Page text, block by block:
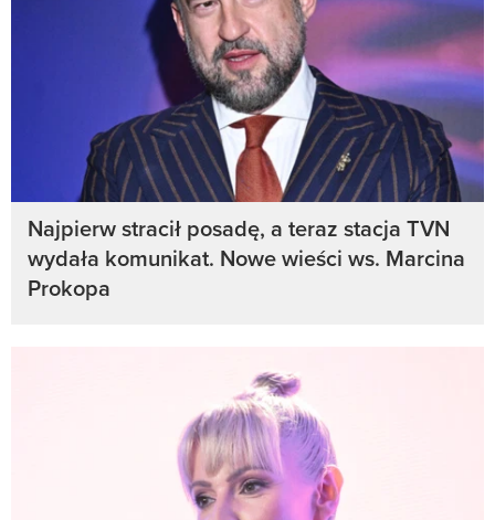
Najpierw stracił posadę, a teraz stacja TVN
wydała komunikat. Nowe wieści ws. Marcina
Prokopa